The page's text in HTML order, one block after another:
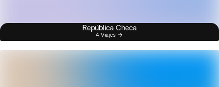
República Checa
4 Viajes